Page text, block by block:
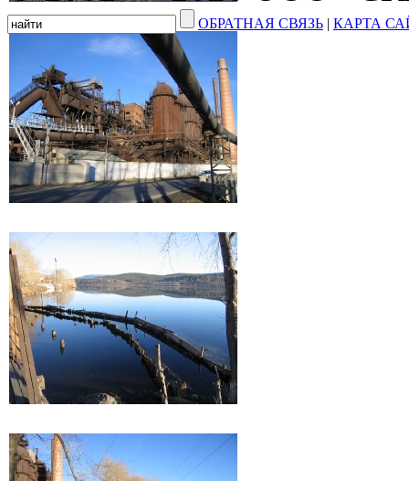
ОБРАТНАЯ СВЯЗЬ | КАРТА